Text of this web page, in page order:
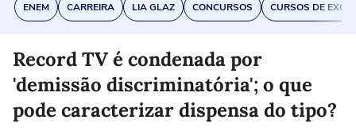
ENEM CARREIRA LIA GLAZ CONCURSOS CURSOS DE EXCEL
Record TV é condenada por
'demissão discriminatória'; o que
pode caracterizar dispensa do tipo?